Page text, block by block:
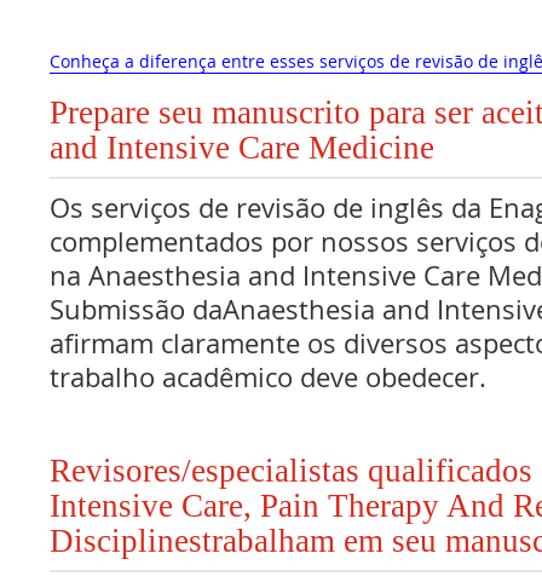
Conheça a diferença entre esses serviços de revisão de
Prepare seu manuscrito para ser
and Intensive Care Medicine
Os serviços de revisão de inglês da
complementados por nossos serviços
na Anaesthesia and Intensive Care
Submissão daAnaesthesia and
afirmam claramente os diversos
trabalho acadêmico deve obedecer.
Revisores/especialistas qualificados
Intensive Care, Pain Therapy And
Disciplinestrabalham em seu